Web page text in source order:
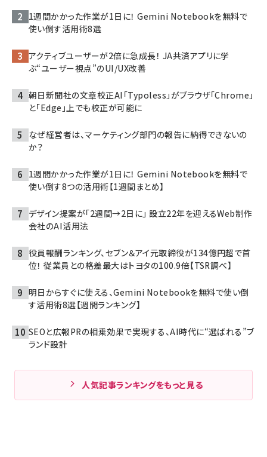
1週間かかった作業が1日に！ Gemini Notebookを無料で
使い倒す活用術8選
アクティブユーザーが2倍に急成長！ JA共済アプリに学
ぶ“ユーザー視点”のUI/UX改善
朝日新聞社の文章校正AI「Typoless」がブラウザ「Chrome」
と「Edge」上でも校正が可能に
なぜ経営者は、マーケティング部門の報告に納得できないの
か？
1週間かかった作業が1日に！ Gemini Notebookを無料で
使い倒す8つの活用術【1週間まとめ】
デザイン提案が「2週間→2日に」 設立22年を迎えるWeb制作
会社のAI活用法
役員報酬ランキング、セブン＆アイ元取締役が134億円超で首
位！ 従業員との格差最大はトヨタの100.9倍【TSR調べ】
明日からすぐに使える、Gemini Notebookを無料で使い倒
す活用術8選【週間ランキング】
SEOと広報PRの相乗効果で実現する、AI時代に“選ばれる”ブ
ランド設計
人気記事ランキングをもっと見る